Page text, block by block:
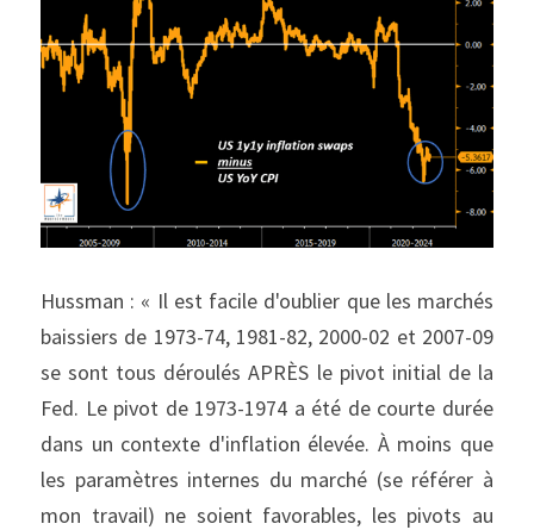
Hussman : « Il est facile d'oublier que les marchés
baissiers de 1973-74, 1981-82, 2000-02 et 2007-09
se sont tous déroulés APRÈS le pivot initial de la
Fed. Le pivot de 1973-1974 a été de courte durée
dans un contexte d'inflation élevée. À moins que
les paramètres internes du marché (se référer à
mon travail) ne soient favorables, les pivots au